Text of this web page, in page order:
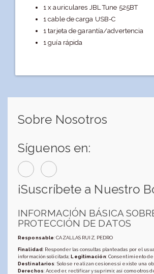
1 x auriculares JBL Tune 525BT
1 cable de carga USB-C
1 tarjeta de garantía/advertencia
1 guía rápida
Sobre Nosotros
Síguenos en:
¡Suscríbete a Nuestro
INFORMACIÓN BÁSICA
PROTECCIÓN DE DATOS
Responsable: CAZALLAS RUIZ, PEDRO
Finalidad: Responder las consultas planteadas por el
información solicitada;Legitimación: Consentimiento
Destinatarios: Solo se realizan cesiones si existe una
Derechos: Acceder, rectificar y suprimir, así como otros